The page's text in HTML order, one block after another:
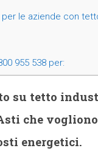
le aziende con
955 538 per:
su tetto
che
energetici.